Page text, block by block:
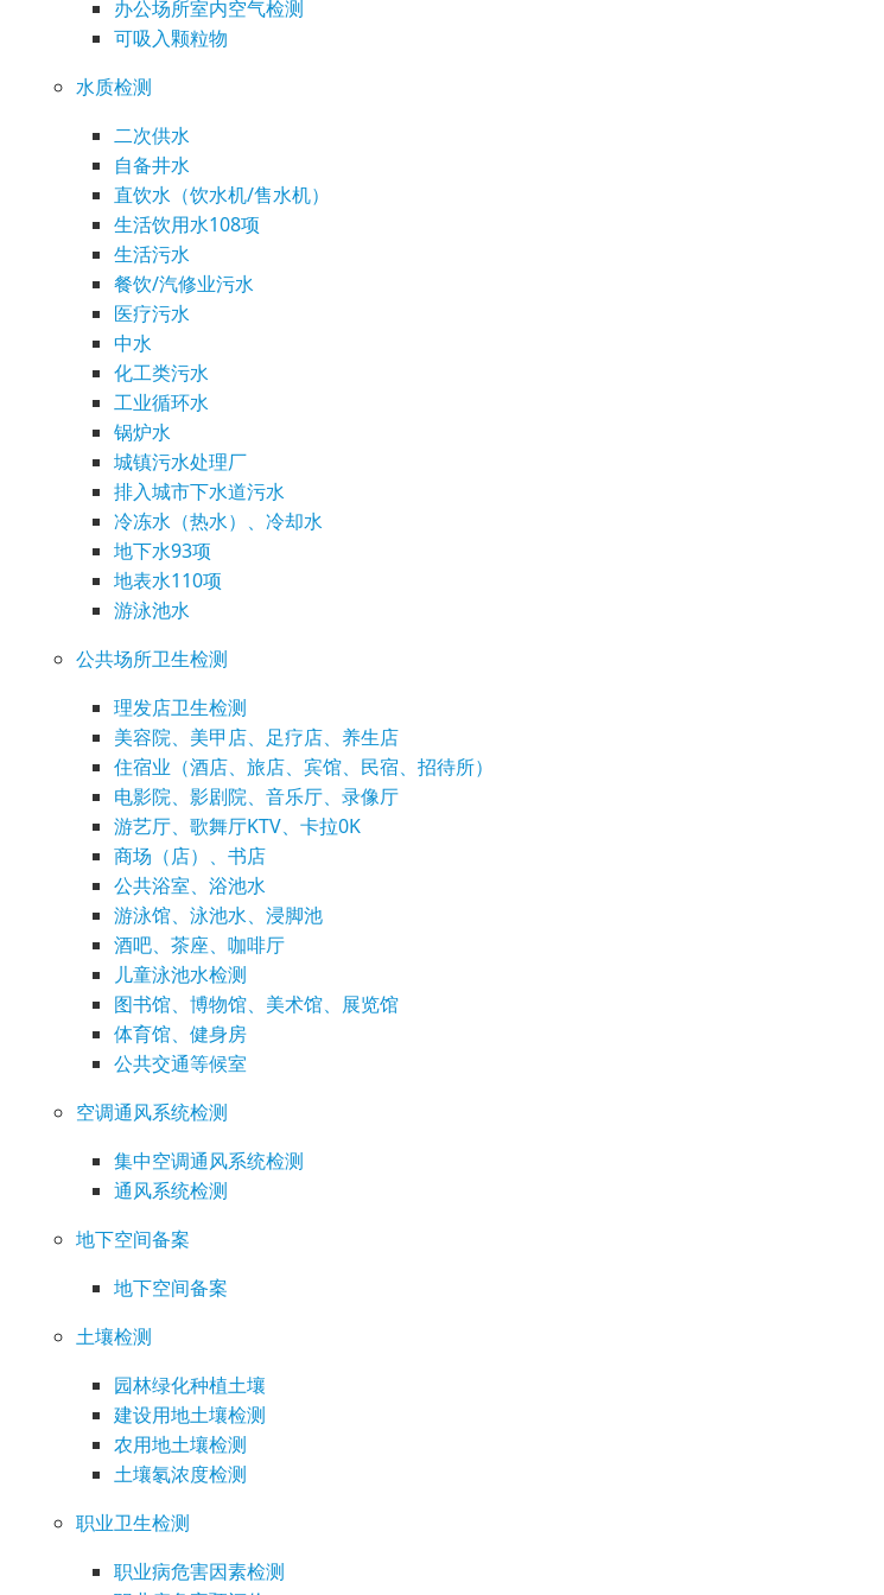
办公场所室内空气检测
可吸入颗粒物
水质检测
二次供水
自备井水
直饮水（饮水机/售水机）
生活饮用水108项
生活污水
餐饮/汽修业污水
医疗污水
中水
化工类污水
工业循环水
锅炉水
城镇污水处理厂
排入城市下水道污水
冷冻水（热水）、冷却水
地下水93项
地表水110项
游泳池水
公共场所卫生检测
理发店卫生检测
美容院、美甲店、足疗店、养生店
住宿业（酒店、旅店、宾馆、民宿、招待所）
电影院、影剧院、音乐厅、录像厅
游艺厅、歌舞厅KTV、卡拉0K
商场（店）、书店
公共浴室、浴池水
游泳馆、泳池水、浸脚池
酒吧、茶座、咖啡厅
儿童泳池水检测
图书馆、博物馆、美术馆、展览馆
体育馆、健身房
公共交通等候室
空调通风系统检测
集中空调通风系统检测
通风系统检测
地下空间备案
地下空间备案
土壤检测
园林绿化种植土壤
建设用地土壤检测
农用地土壤检测
土壤氡浓度检测
职业卫生检测
职业病危害因素检测